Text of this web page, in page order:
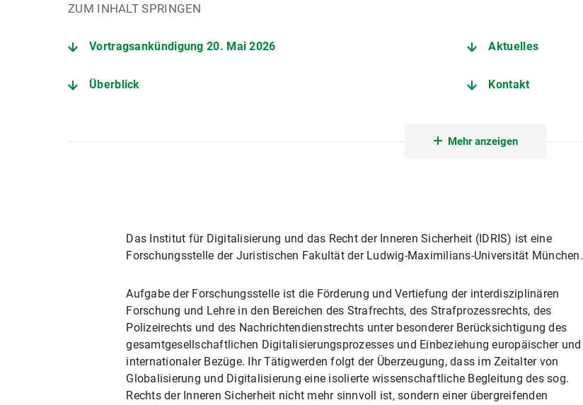
ZUM INHALT SPRINGEN
Vortragsankündigung 20. Mai 2026 Aktuelles
Überblick Kontakt
Mehr anzeigen
Das Institut für Digitalisierung und das Recht der Inneren Sicherheit (IDRIS) ist eine
Forschungsstelle der Juristischen Fakultät der Ludwig-Maximilians-Universität München.
Aufgabe der Forschungsstelle ist die Förderung und Vertiefung der interdisziplinären
Forschung und Lehre in den Bereichen des Strafrechts, des Strafprozessrechts, des
Polizeirechts und des Nachrichtendienstrechts unter besonderer Berücksichtigung des
gesamtgesellschaftlichen Digitalisierungsprozesses und Einbeziehung europäischer und
internationaler Bezüge. Ihr Tätigwerden folgt der Überzeugung, dass im Zeitalter von
Globalisierung und Digitalisierung eine isolierte wissenschaftliche Begleitung des sog.
Rechts der Inneren Sicherheit nicht mehr sinnvoll ist, sondern einer übergreifenden